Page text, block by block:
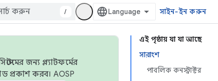
/ সাইন-ইন করুন
এই পৃষ্ঠায় যা যা আছে
সারাংশ
পাবলিক কনস্ট্রাক্টর
জন্য প্ল্যাটফর্মের
প্রকাশ করব। AOSP